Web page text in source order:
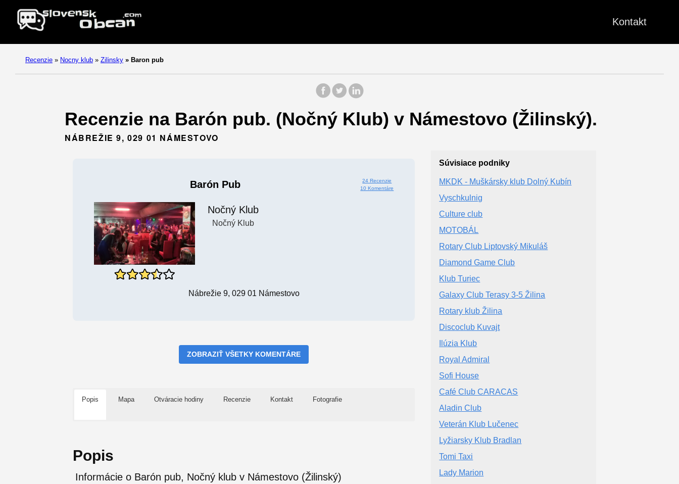
Kontakt
Recenzie » Nocny klub » Zilinsky » Baron pub
Recenzie na Barón pub. (Nočný Klub) v Námestovo (Žilinský).
NÁBREŽIE 9, 029 01 NÁMESTOVO
Barón Pub
24 Recenzie
10 Komentáre
Nočný Klub
Nočný Klub
Nábrežie 9, 029 01 Námestovo
ZOBRAZIŤ VŠETKY KOMENTÁRE
Popis Mapa Otváracie hodiny Recenzie Kontakt Fotografie
Popis
Informácie o Barón pub, Nočný klub v Námestovo (Žilinský)
Súvisiace podniky
MKDK - Muškársky klub Dolný Kubín
Vyschkulnig
Culture club
MOTOBÁL
Rotary Club Liptovský Mikuláš
Diamond Game Club
Klub Turiec
Galaxy Club Terasy 3-5 Žilina
Rotary klub Žilina
Discoclub Kuvajt
Ilúzia Klub
Royal Admiral
Sofi House
Café Club CARACAS
Aladin Club
Veterán Klub Lučenec
Lyžiarsky Klub Bradlan
Tomi Taxi
Lady Marion